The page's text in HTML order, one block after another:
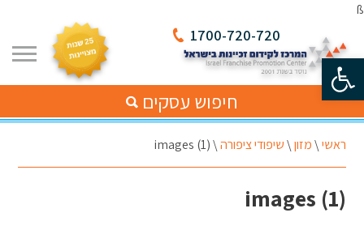
פתח סרגל נגישות
ß
1700-720-720
חיפוש עסקים
ראשי\מזון\שיפודי ציפורה\
images (1)
images (1)